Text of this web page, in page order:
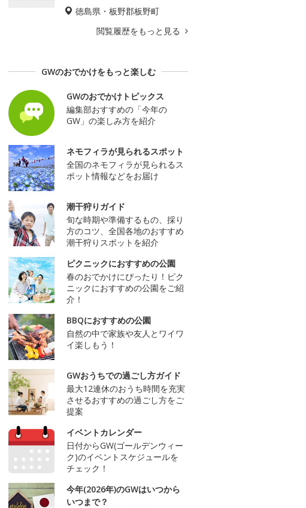
徳島県・板野郡板野町
閲覧履歴をもっと見る
GWのおでかけをもっと楽しむ
GWのおでかけトピックス
編集部おすすめの「今年の
GW」の楽しみ方を紹介
ネモフィラが見られるスポット
全国のネモフィラが見られるス
ポット情報などをお届け
潮干狩りガイド
旬な時期や準備するもの、採り
方のコツ、全国各地のおすすめ
潮干狩りスポットを紹介
ピクニックにおすすめの公園
春のおでかけにぴったり！ピク
ニックにおすすめの公園をご紹
介！
BBQにおすすめの公園
自然の中で家族や友人とワイワ
イ楽しもう！
GWおうちでの過ごし方ガイド
最大12連休のおうち時間を充実
させるおすすめの過ごし方をご
提案
イベントカレンダー
日付からGW(ゴールデンウィー
ク)のイベントスケジュールを
チェック！
今年(2026年)のGWはいつから
いつまで？